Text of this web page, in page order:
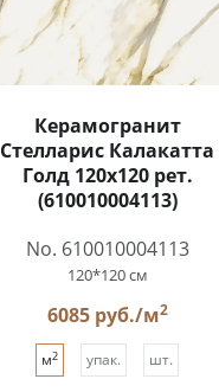
Керамогранит
Стелларис Калакатта
Голд 120x120 рет.
(610010004113)
No. 610010004113
120*120 см
6085 руб./м2
м2 упак. шт.